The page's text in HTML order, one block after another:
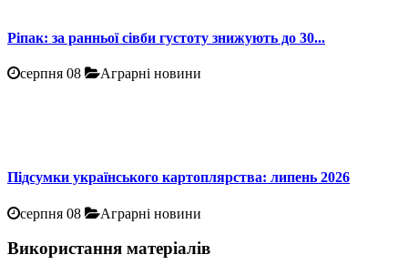
Ріпак: за ранньої сівби густоту знижують до 30...
серпня 08 Аграрні новини
Підсумки українського картоплярства: липень 2026
серпня 08 Аграрні новини
Використання матеріалів